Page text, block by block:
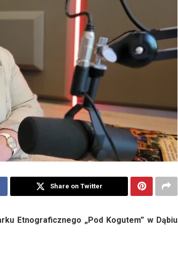
Share on Twitter
Etnograficznego „Pod Kogutem” w Dąbiu